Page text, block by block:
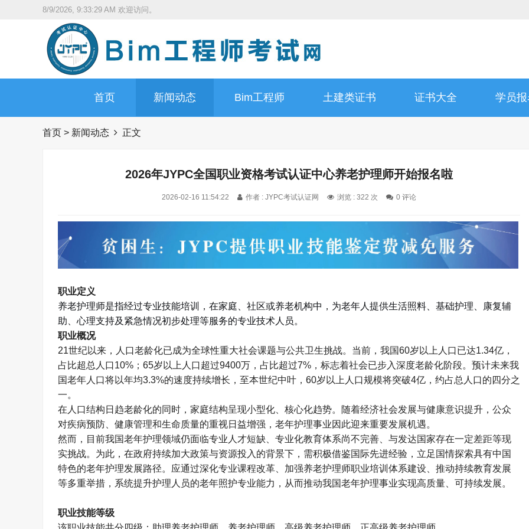
8/9/2026, 9:33:30 AM 欢迎访问。
首页 新闻动态 Bim工程师 土建类证书 证书大全 学员
首页 > 新闻动态 正文
2026年JYPC全国职业资格考试认证中心养老护理师开始报名啦
2026-02-16 11:54:22 作者 : JYPC考试认证网 浏览 : 322 次 0 评论
职业定义
养老护理师是指经过专业技能培训，在家庭、社区或养老机构中，为老年人提供生活照料、基础护理、康复辅
助、心理支持及紧急情况初步处理等服务的专业技术人员。
职业概况
21世纪以来，人口老龄化已成为全球性重大社会课题与公共卫生挑战。当前，我国60岁以上人口已达1.34亿，
占比超总人口10% ； 65岁以上人口超过9400万，占比超过7% ，标志着社会已步入深度老龄化阶段。预计未来我
国老年人口将以年均3.3%的速度持续增长，至本世纪中叶， 60岁以上人口规模将突破4亿，约占总人口的四分之
一。
在人口结构日趋老龄化的同时，家庭结构呈现小型化、核心化趋势。随着经济社会发展与健康意识提升，公众
对疾病预防、健康管理和生命质量的重视日益增强，老年护理事业因此迎来重要发展机遇。
然而，目前我国老年护理领域仍面临专业人才短缺、专业化教育体系尚不完善、与发达国家存在一定差距等现
实挑战。为此，在政府持续加大政策与资源投入的背景下，需积极借鉴国际先进经验，立足国情探索具有中国
特色的老年护理发展路径。应通过深化专业课程改革、加强养老护理师职业培训体系建设、推动持续教育发展
等多重举措，系统提升护理人员的老年照护专业能力，从而推动我国老年护理事业实现高质量、可持续发展。
职业技能等级